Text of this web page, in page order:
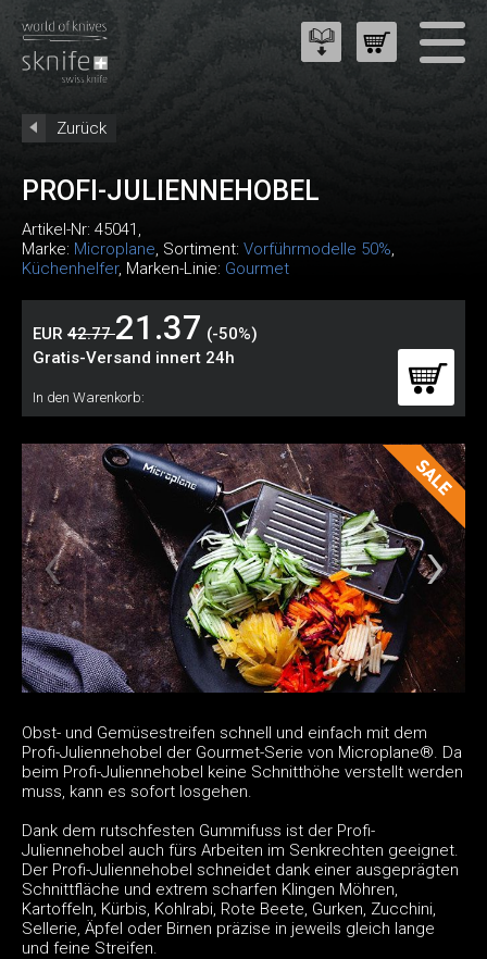
Zurück
PROFI-JULIENNEHOBEL
Artikel-Nr: 45041 ,
Marke: Microplane, Sortiment: Vorführmodelle 50%,
Küchenhelfer, Marken-Linie: Gourmet
EUR 42.7721.37 (-50%)
Gratis-Versand innert 24h
In den Warenkorb:
Obst- und Gemüsestreifen schnell und einfach mit dem
Profi-Juliennehobel der Gourmet-Serie von Microplane®. Da
beim Profi-Juliennehobel keine Schnitthöhe verstellt werden
muss, kann es sofort losgehen.
Dank dem rutschfesten Gummifuss ist der Profi-
Juliennehobel auch fürs Arbeiten im Senkrechten geeignet.
Der Profi-Juliennehobel schneidet dank einer ausgeprägten
Schnittfläche und extrem scharfen Klingen Möhren,
Kartoffeln, Kürbis, Kohlrabi, Rote Beete, Gurken, Zucchini,
Sellerie, Äpfel oder Birnen präzise in jeweils gleich lange
und feine Streifen.